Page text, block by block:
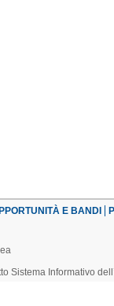
E BANDI
Sistema Informativo